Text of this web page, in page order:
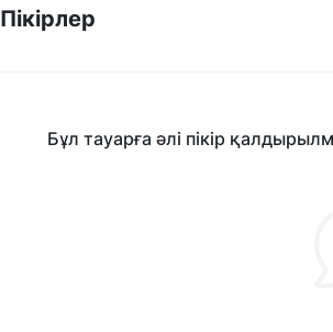
Пікірлер
Бұл тауарға әлі пікір